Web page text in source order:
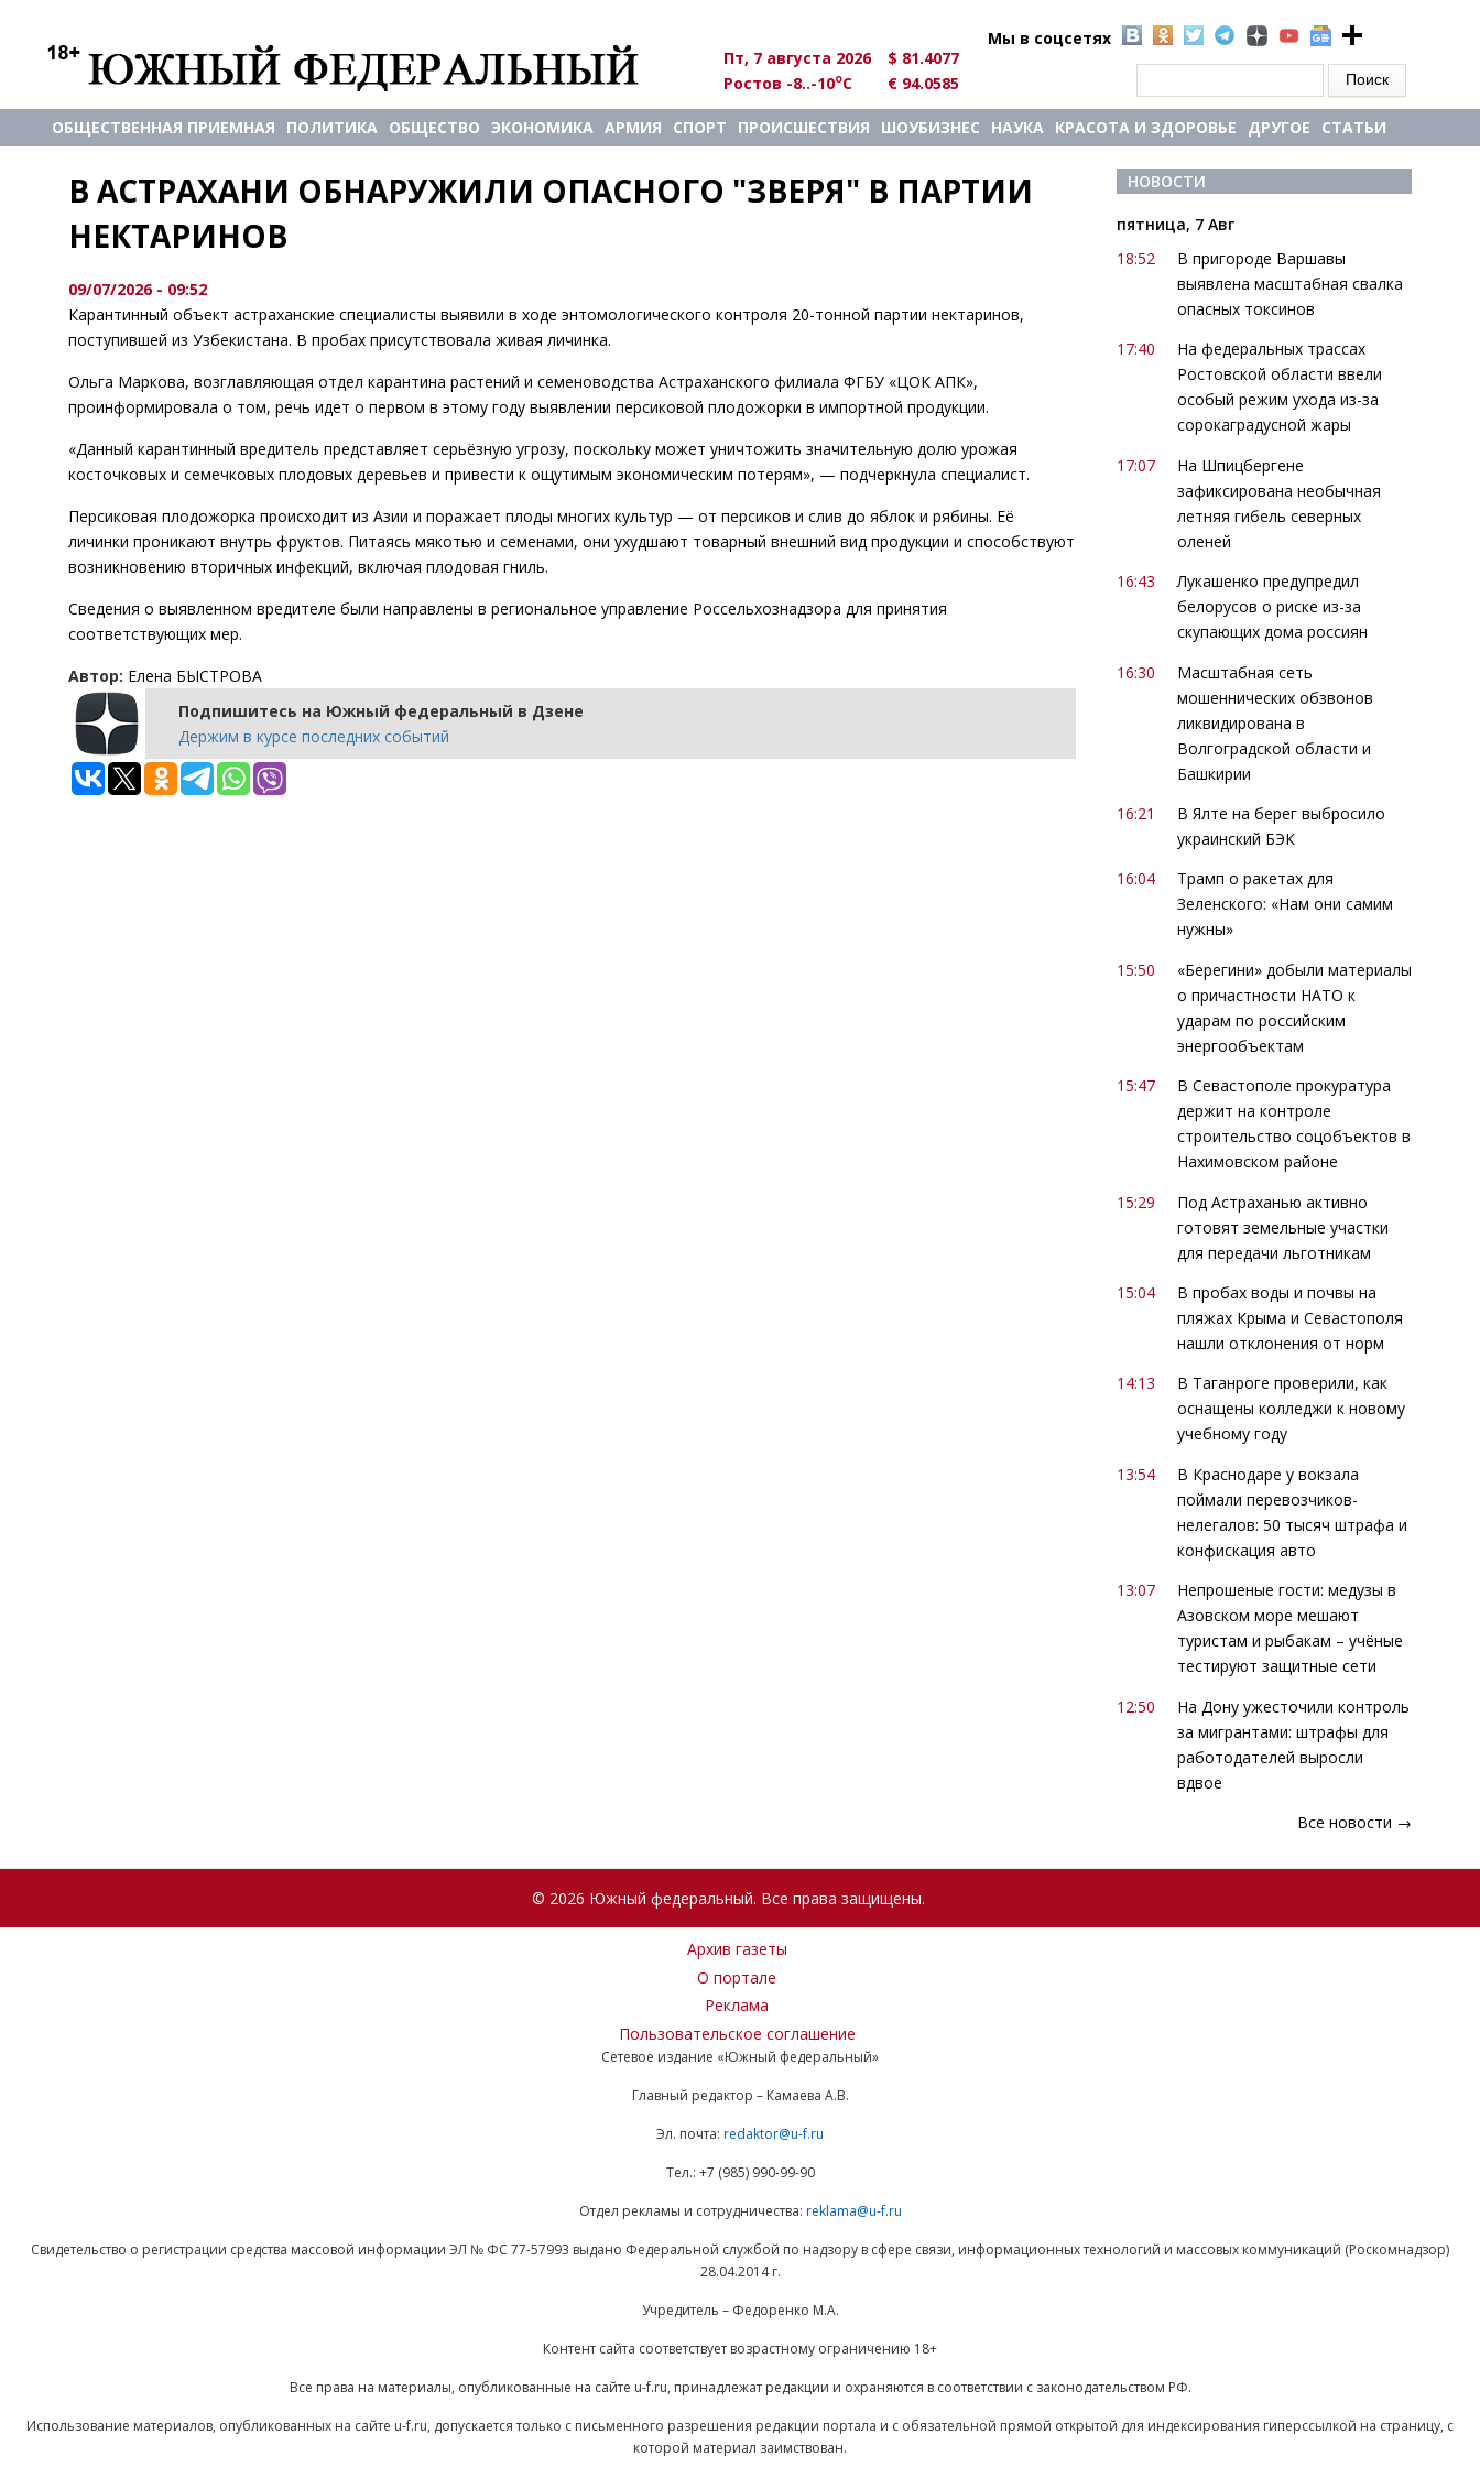
Мы в соцсетях
Пт, 7 августа 2026
$ 81.4077
Ростов -8..-10oC € 94.0585
ОБЩЕСТВЕННАЯ ПРИЕМНАЯ ПОЛИТИКА ОБЩЕСТВО ЭКОНОМИКА АРМИЯ СПОРТ ПРОИСШЕСТВИЯ ШОУБИЗНЕС НАУКА КРАСОТА И ЗДОРОВЬЕ ДРУГОЕ СТАТЬИ
В АСТРАХАНИ ОБНАРУЖИЛИ ОПАСНОГО "ЗВЕРЯ" В ПАРТИИ
НЕКТАРИНОВ
09/07/2026 - 09:52
Карантинный объект астраханские специалисты выявили в ходе энтомологического контроля 20-тонной партии нектаринов,
поступившей из Узбекистана. В пробах присутствовала живая личинка.
Ольга Маркова, возглавляющая отдел карантина растений и семеноводства Астраханского филиала ФГБУ «ЦОК АПК»,
проинформировала о том, речь идет о первом в этому году выявлении персиковой плодожорки в импортной продукции.
«Данный карантинный вредитель представляет серьёзную угрозу, поскольку может уничтожить значительную долю урожая
косточковых и семечковых плодовых деревьев и привести к ощутимым экономическим потерям», — подчеркнула специалист.
Персиковая плодожорка происходит из Азии и поражает плоды многих культур — от персиков и слив до яблок и рябины. Её
личинки проникают внутрь фруктов. Питаясь мякотью и семенами, они ухудшают товарный внешний вид продукции и способствуют
возникновению вторичных инфекций, включая плодовая гниль.
Сведения о выявленном вредителе были направлены в региональное управление Россельхознадзора для принятия
соответствующих мер.
Автор: Елена БЫСТРОВА
Подпишитесь на Южный федеральный в Дзене
Держим в курсе последних событий
НОВОСТИ
пятница, 7 Авг
18:52
В пригороде Варшавы
выявлена масштабная свалка
опасных токсинов
17:40
На федеральных трассах
Ростовской области ввели
особый режим ухода из-за
сорокаградусной жары
17:07
На Шпицбергене
зафиксирована необычная
летняя гибель северных
оленей
16:43
Лукашенко предупредил
белорусов о риске из-за
скупающих дома россиян
16:30
Масштабная сеть
мошеннических обзвонов
ликвидирована в
Волгоградской области и
Башкирии
16:21
В Ялте на берег выбросило
украинский БЭК
16:04
Трамп о ракетах для
Зеленского: «Нам они самим
нужны»
15:50
«Берегини» добыли материалы
о причастности НАТО к
ударам по российским
энергообъектам
15:47
В Севастополе прокуратура
держит на контроле
строительство соцобъектов в
Нахимовском районе
15:29
Под Астраханью активно
готовят земельные участки
для передачи льготникам
15:04
В пробах воды и почвы на
пляжах Крыма и Севастополя
нашли отклонения от норм
14:13
В Таганроге проверили, как
оснащены колледжи к новому
учебному году
13:54
В Краснодаре у вокзала
поймали перевозчиков-
нелегалов: 50 тысяч штрафа и
конфискация авто
13:07
Непрошеные гости: медузы в
Азовском море мешают
туристам и рыбакам – учёные
тестируют защитные сети
12:50
На Дону ужесточили контроль
за мигрантами: штрафы для
работодателей выросли
вдвое
Все новости →
© 2026 Южный федеральный. Все права защищены.
Архив газеты
О портале
Реклама
Пользовательское соглашение
Сетевое издание «Южный федеральный»
Главный редактор – Камаева А.В.
Эл. почта: redaktor@u-f.ru
Тел.: +7 (985) 990-99-90
Отдел рекламы и сотрудничества: reklama@u-f.ru
Свидетельство о регистрации средства массовой информации ЭЛ № ФС 77-57993 выдано Федеральной службой по надзору в сфере связи, информационных технологий и массовых коммуникаций (Роскомнадзор)
28.04.2014 г.
Учредитель – Федоренко М.А.
Контент сайта соответствует возрастному ограничению 18+
Все права на материалы, опубликованные на сайте u-f.ru, принадлежат редакции и охраняются в соответствии с законодательством РФ.
Использование материалов, опубликованных на сайте u-f.ru, допускается только с письменного разрешения редакции портала и с обязательной прямой открытой для индексирования гиперссылкой на страницу, с
которой материал заимствован.